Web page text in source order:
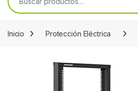
Inicio Protección Eléctrica